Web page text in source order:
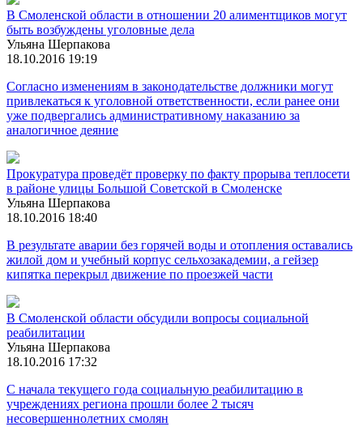
В Смоленской области в отношении 20 алиментщиков могут
быть возбуждены уголовные дела
Ульяна Шерпакова
18.10.2016 19:19
Согласно изменениям в законодательстве должники могут
привлекаться к уголовной ответственности, если ранее они
уже подвергались административному наказанию за
аналогичное деяние
Прокуратура проведёт проверку по факту прорыва теплосети
в районе улицы Большой Советской в Смоленске
Ульяна Шерпакова
18.10.2016 18:40
В результате аварии без горячей воды и отопления оставались
жилой дом и учебный корпус сельхозакадемии, а гейзер
кипятка перекрыл движение по проезжей части
В Смоленской области обсудили вопросы социальной
реабилитации
Ульяна Шерпакова
18.10.2016 17:32
С начала текущего года социальную реабилитацию в
учреждениях региона прошли более 2 тысяч
несовершеннолетних смолян